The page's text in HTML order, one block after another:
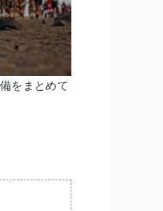
をまとめて